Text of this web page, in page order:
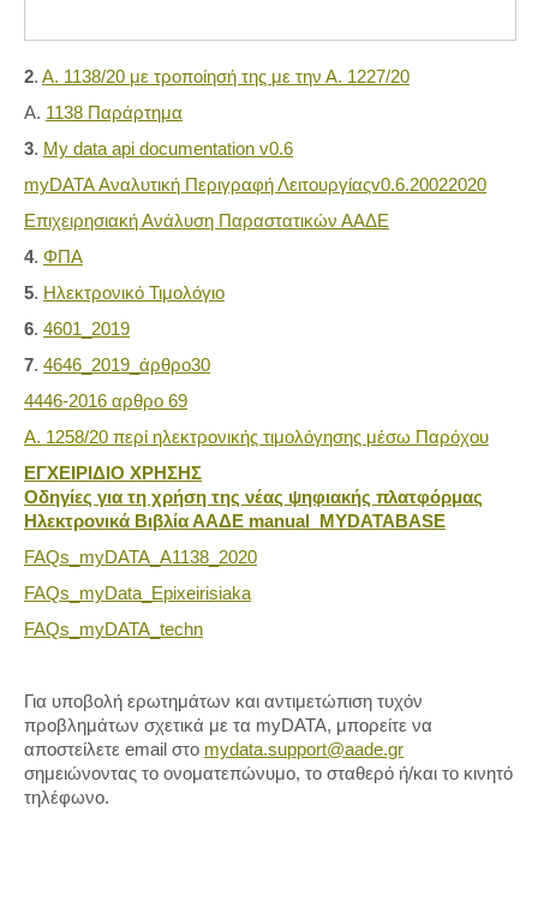
2. Α. 1138/20 με τροποίησή της με την Α. 1227/20
Α. 1138 Παράρτημα
3. My data api documentation v0.6
myDATA Αναλυτική Περιγραφή Λειτουργίαςv0.6.20022020
Επιχειρησιακή Ανάλυση Παραστατικών ΑΑΔΕ
4. ΦΠΑ
5. Ηλεκτρονικό Τιμολόγιο
6. 4601_2019
7. 4646_2019_άρθρο30
4446-2016 αρθρο 69
A. 1258/20 περί ηλεκτρονικής τιμολόγησης μέσω Παρόχου
ΕΓΧΕΙΡΙΔΙΟ ΧΡΗΣΗΣ
Οδηγίες για τη χρήση της νέας ψηφιακής πλατφόρμας
Ηλεκτρονικά Βιβλία ΑΑΔΕ manual_MYDATABASE
FAQs_myDATA_A1138_2020
FAQs_myData_Epixeirisiaka
FAQs_myDATA_techn
Για υποβολή ερωτημάτων και αντιμετώπιση τυχόν
προβλημάτων σχετικά με τα myDATA, μπορείτε να
αποστείλετε email στο mydata.support@aade.gr
σημειώνοντας το ονοματεπώνυμο, το σταθερό ή/και το κινητό
τηλέφωνο.